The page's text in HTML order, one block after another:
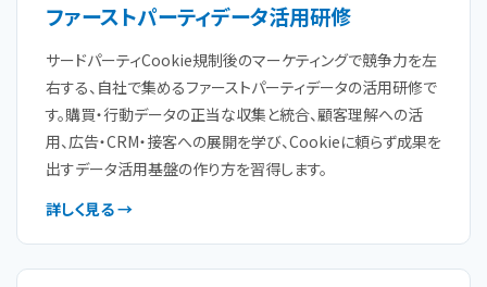
ファーストパーティデータ活用研修
サードパーティCookie規制後のマーケティングで競争力を左
右する、自社で集めるファーストパーティデータの活用研修で
す。購買・行動データの正当な収集と統合、顧客理解への活
用、広告・CRM・接客への展開を学び、Cookieに頼らず成果を
出すデータ活用基盤の作り方を習得します。
詳しく見る →